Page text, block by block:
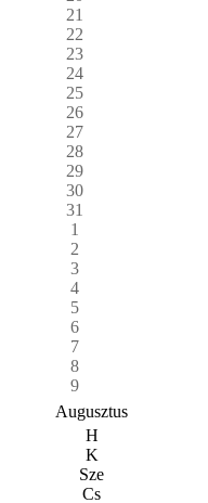
21
22
23
24
25
26
27
28
29
30
31
1
2
3
4
5
6
7
8
9
Augusztus
H
K
Sze
Cs